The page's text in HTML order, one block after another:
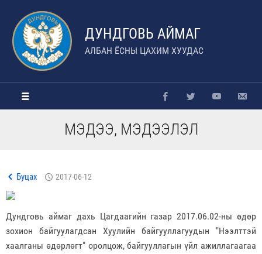
ДУНДГОВЬ АЙМАГ
АЛБАН ЁСНЫ ЦАХИМ ХУУДАС
МЭДЭЭ, МЭДЭЭЛЭЛ
Буцах 2017-06-12
Дундговь аймаг дахь Цагдаагийн газар 2017.06.02-ны өдөр
зохион байгуулагдсан Хуулийн байгууллагуудын "Нээлттэй
хаалганы өдөрлөгт" оролцож, байгууллагын үйл ажиллагаагаа